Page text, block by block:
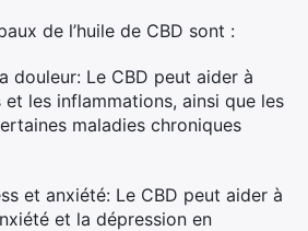
de l’huile de CBD sont :
douleur: Le CBD peut aider à
les inflammations, ainsi que les
maladies chroniques
et anxiété: Le CBD peut aider à
et la dépression en